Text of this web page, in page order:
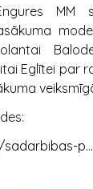
MM
Eglītei par
p...